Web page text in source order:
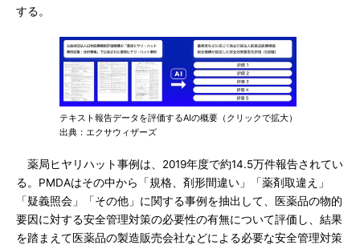
する。
テキスト報告データを評価するAIの概要（クリックで拡大）
出典：エクサウィザーズ
薬局ヒヤリハット事例は、2019年度で約14.5万件報告されてい
る。PMDAはその中から「規格、剤形間違い」「薬剤取違え」
「疑義照会」「その他」に関する事例を抽出して、医薬品の物的
要因に対する安全管理対策の必要性の有無について評価し、結果
を踏まえて医薬品の製造販売会社などによる必要な安全管理対策